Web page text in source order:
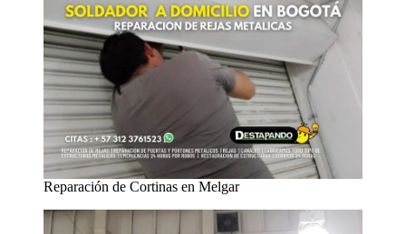
Reparación de Cortinas en Melgar